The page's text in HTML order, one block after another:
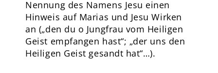
Nennung des Namens Jesu einen
Hinweis auf Marias und Jesu Wirken
an („den du o Jungfrau vom Heiligen
Geist empfangen hast“; „der uns den
Heiligen Geist gesandt hat“…).